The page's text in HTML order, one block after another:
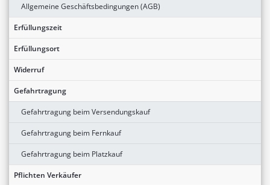
Allgemeine Geschäftsbedingungen (AGB)
Erfüllungszeit
Erfüllungsort
Widerruf
Gefahrtragung
Gefahrtragung beim Versendungskauf
Gefahrtragung beim Fernkauf
Gefahrtragung beim Platzkauf
Pflichten Verkäufer